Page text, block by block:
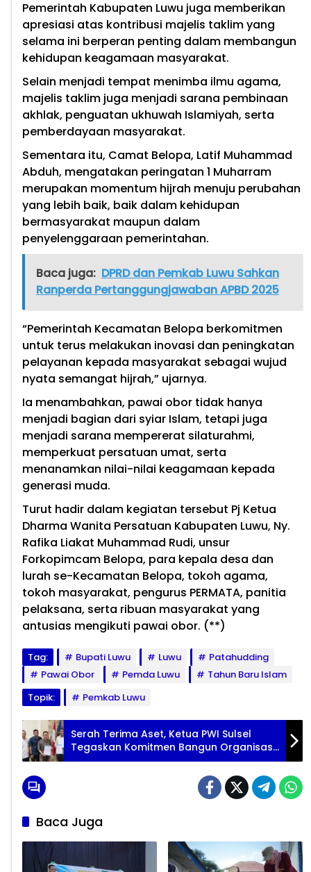
Pemerintah Kabupaten Luwu juga memberikan
apresiasi atas kontribusi majelis taklim yang
selama ini berperan penting dalam membangun
kehidupan keagamaan masyarakat.
Selain menjadi tempat menimba ilmu agama,
majelis taklim juga menjadi sarana pembinaan
akhlak, penguatan ukhuwah Islamiyah, serta
pemberdayaan masyarakat.
Sementara itu, Camat Belopa, Latif Muhammad
Abduh, mengatakan peringatan 1 Muharram
merupakan momentum hijrah menuju perubahan
yang lebih baik, baik dalam kehidupan
bermasyarakat maupun dalam
penyelenggaraan pemerintahan.
Baca juga: DPRD dan Pemkab Luwu Sahkan
Ranperda Pertanggungjawaban APBD 2025
“Pemerintah Kecamatan Belopa berkomitmen
untuk terus melakukan inovasi dan peningkatan
pelayanan kepada masyarakat sebagai wujud
nyata semangat hijrah,” ujarnya.
Ia menambahkan, pawai obor tidak hanya
menjadi bagian dari syiar Islam, tetapi juga
menjadi sarana mempererat silaturahmi,
memperkuat persatuan umat, serta
menanamkan nilai-nilai keagamaan kepada
generasi muda.
Turut hadir dalam kegiatan tersebut Pj Ketua
Dharma Wanita Persatuan Kabupaten Luwu, Ny.
Rafika Liakat Muhammad Rudi, unsur
Forkopimcam Belopa, para kepala desa dan
lurah se-Kecamatan Belopa, tokoh agama,
tokoh masyarakat, pengurus PERMATA, panitia
pelaksana, serta ribuan masyarakat yang
antusias mengikuti pawai obor. (**)
Tag: Bupati Luwu Luwu
Patahudding
Pawai Obor
Pemda Luwu
Tahun Baru Islam
Topik:
Pemkab Luwu
Serah Terima Aset, Ketua PWI Sulsel
Tegaskan Komitmen Bangun Organisasi
Inklusif
Baca Juga